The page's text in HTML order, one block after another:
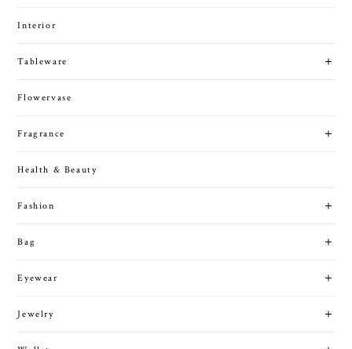
Interior
Tableware
Flowervase
Fragrance
Health & Beauty
Fashion
Bag
Eyewear
Jewelry